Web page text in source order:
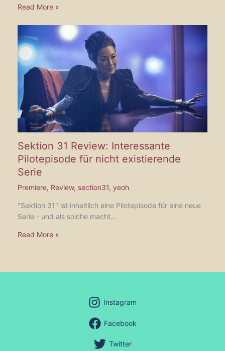
Read More »
Sektion 31 Review: Interessante
Pilotepisode für nicht existierende
Serie
Premiere, Review, section31, yeoh
"Sektion 31" ist inhaltlich eine Pilotepisode für eine neue
Serie - und als solche macht…
Read More »
Instagram
Facebook
Twitter